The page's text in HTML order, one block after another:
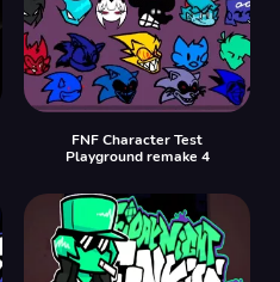
FNF Character Test
Playground remake 4